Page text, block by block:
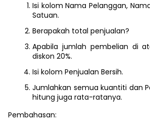
Isi kolom Nama Pelanggan,
Satuan.
Berapakah total penjualan?
Apabila jumlah pembelian di
diskon 20%.
Isi kolom Penjualan Bersih.
Jumlahkan semua kuantiti dan
hitung juga rata-ratanya.
Pembahasan: